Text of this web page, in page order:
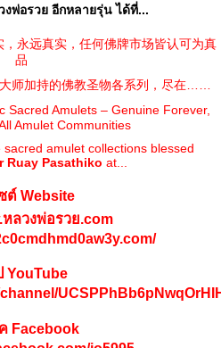
พ่อรวย อีกหลายรุ่น ได้ที่...
永远真实，任何佛牌市场皆认可为真
品
师加持的佛教圣物各系列，尽在……
Sacred Amulets – Genuine Forever,
Amulet Communities
amulet collections blessed
Ruay Pasathiko at...
ต์ Website
หลวงพ่อรวย.com
YouTube
Facebook